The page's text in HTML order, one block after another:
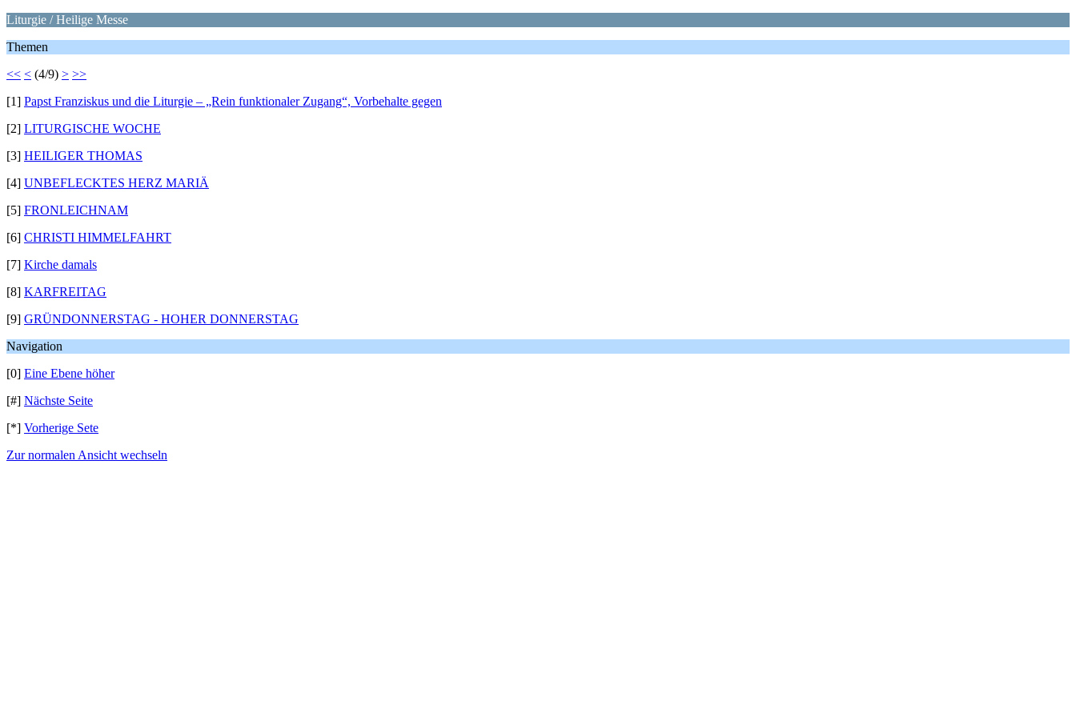
Liturgie / Heilige Messe
Themen
<< < (4/9) > >>
[1] Papst Franziskus und die Liturgie – „Rein funktionaler Zugang“, Vorbehalte gegen
[2] LITURGISCHE WOCHE
[3] HEILIGER THOMAS
[4] UNBEFLECKTES HERZ MARIÄ
[5] FRONLEICHNAM
[6] CHRISTI HIMMELFAHRT
[7] Kirche damals
[8] KARFREITAG
[9] GRÜNDONNERSTAG - HOHER DONNERSTAG
Navigation
[0] Eine Ebene höher
[#] Nächste Seite
[*] Vorherige Sete
Zur normalen Ansicht wechseln